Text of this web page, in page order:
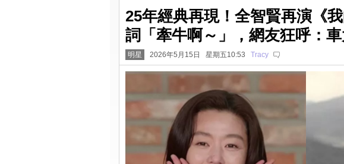
25年經典再現！全智賢再演《
詞「牽牛啊～」，網友狂呼：
明星 2026年5月15日 星期五10:53 Tracy